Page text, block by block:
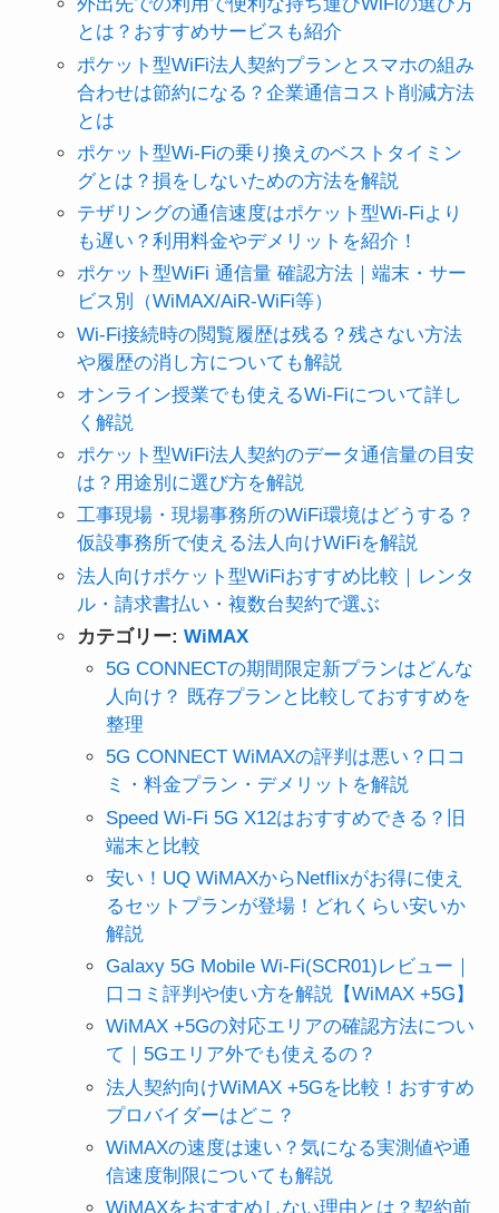
外出先での利用で便利な持ち運びWiFiの選び方
とは？おすすめサービスも紹介
ポケット型WiFi法人契約プランとスマホの組み
合わせは節約になる？企業通信コスト削減方法
とは
ポケット型Wi-Fiの乗り換えのベストタイミン
グとは？損をしないための方法を解説
テザリングの通信速度はポケット型Wi-Fiより
も遅い？利用料金やデメリットを紹介！
ポケット型WiFi 通信量 確認方法｜端末・サー
ビス別（WiMAX/AiR-WiFi等）
Wi-Fi接続時の閲覧履歴は残る？残さない方法
や履歴の消し方についても解説
オンライン授業でも使えるWi-Fiについて詳し
く解説
ポケット型WiFi法人契約のデータ通信量の目安
は？用途別に選び方を解説
工事現場・現場事務所のWiFi環境はどうする？
仮設事務所で使える法人向けWiFiを解説
法人向けポケット型WiFiおすすめ比較｜レンタ
ル・請求書払い・複数台契約で選ぶ
カテゴリー: WiMAX
5G CONNECTの期間限定新プランはどんな
人向け？ 既存プランと比較しておすすめを
整理
5G CONNECT WiMAXの評判は悪い？口コ
ミ・料金プラン・デメリットを解説
Speed Wi-Fi 5G X12はおすすめできる？旧
端末と比較
安い！UQ WiMAXからNetflixがお得に使え
るセットプランが登場！どれくらい安いか
解説
Galaxy 5G Mobile Wi-Fi(SCR01)レビュー｜
口コミ評判や使い方を解説【WiMAX +5G】
WiMAX +5Gの対応エリアの確認方法につい
て｜5Gエリア外でも使えるの？
法人契約向けWiMAX +5Gを比較！おすすめ
プロバイダーはどこ？
WiMAXの速度は速い？気になる実測値や通
信速度制限についても解説
WiMAXをおすすめしない理由とは？契約前